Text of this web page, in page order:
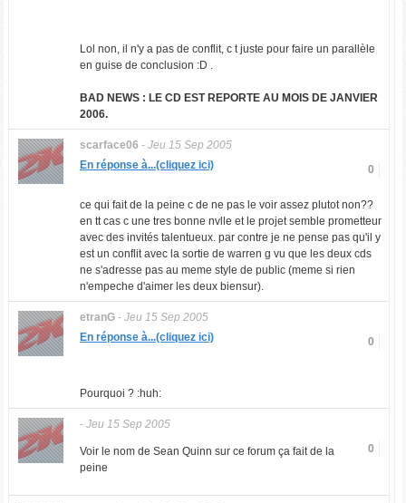
Lol non, il n'y a pas de conflit, c t juste pour faire un parallèle
en guise de conclusion :D .
BAD NEWS : LE CD EST REPORTE AU MOIS DE JANVIER
2006.
scarface06 - Jeu 15 Sep 2005
0
En réponse à...(cliquez ici)
ce qui fait de la peine c de ne pas le voir assez plutot non??
en tt cas c une tres bonne nvlle et le projet semble prometteur
avec des invités talentueux. par contre je ne pense pas qu'il y
est un conflit avec la sortie de warren g vu que les deux cds
ne s'adresse pas au meme style de public (meme si rien
n'empeche d'aimer les deux biensur).
etranG- Jeu 15 Sep 2005
0
En réponse à...(cliquez ici)
Pourquoi ? :huh:
- Jeu 15 Sep 2005
0
Voir le nom de Sean Quinn sur ce forum ça fait de la
peine